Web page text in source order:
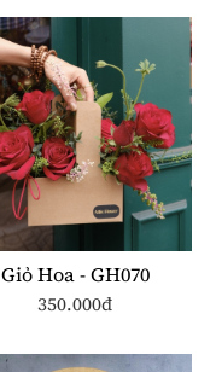
Giỏ Hoa - GH070
350.000đ